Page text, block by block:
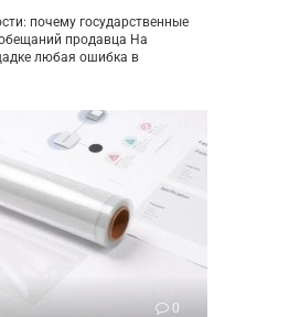
почему государственные
продавца На
любая ошибка в
0